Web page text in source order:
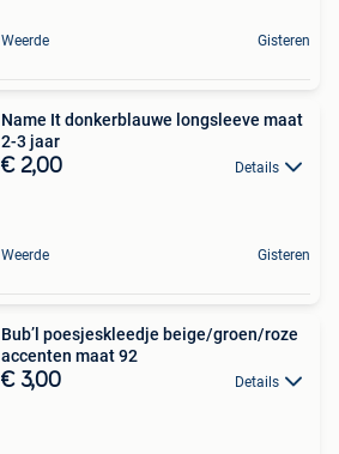
Weerde Gisteren
Name It donkerblauwe longsleeve maat
2-3 jaar
€ 2,00 Details
Weerde Gisteren
Bub’l poesjeskleedje beige/groen/roze
accenten maat 92
€ 3,00 Details